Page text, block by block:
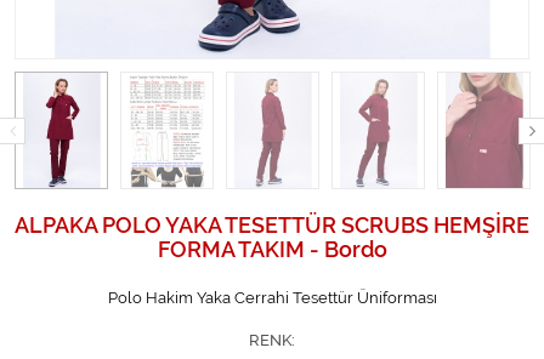
ALPAKA POLO YAKA TESETTÜR SCRUBS HEMŞİRE
FORMA TAKIM - Bordo
Polo Hakim Yaka Cerrahi Tesettür Üniforması
RENK